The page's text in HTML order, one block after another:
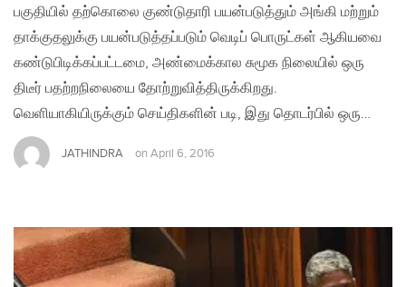
பகுதியில் தற்கொலை குண்டுதாரி பயன்படுத்தும் அங்கி மற்றும்
தாக்குதலுக்கு பயன்படுத்தப்படும் வெடிப் பொருட்கள் ஆகியவை
கண்டுபிடிக்கப்பட்டமை, அண்மைக்கால சுமூக நிலையில் ஒரு
திடீர் பதற்றநிலையை தோற்றுவித்திருக்கிறது.
வெளியாகியிருக்கும் செய்திகளின் படி, இது தொடர்பில் ஒரு…
JATHINDRA on April 6, 2016